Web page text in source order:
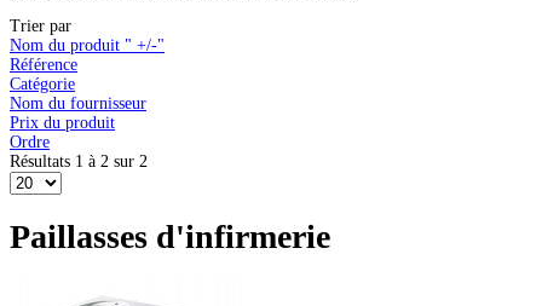
Trier par
Nom du produit " +/-"
Référence
Catégorie
Nom du fournisseur
Prix du produit
Ordre
Résultats 1 à 2 sur 2
Paillasses d'infirmerie